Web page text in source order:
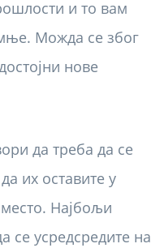
и то вам
Можда се због
нове
да треба да се
их оставите у
Најбољи
се усредсредите на